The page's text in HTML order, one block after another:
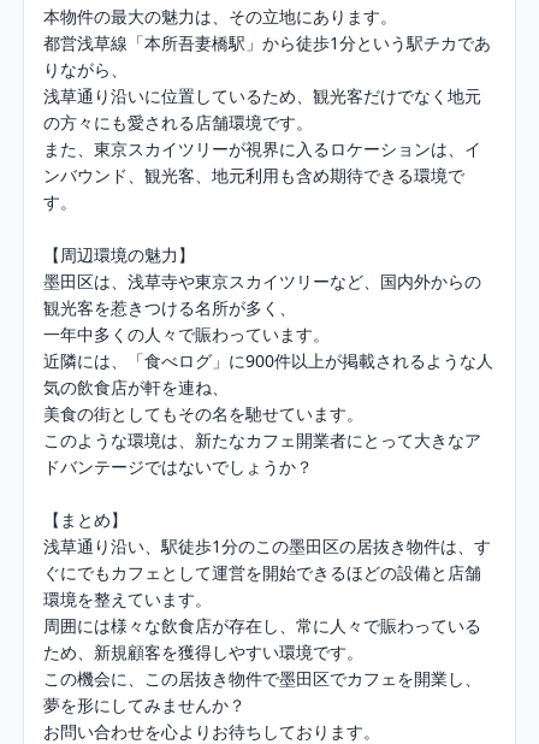
本物件の最大の魅力は、その立地にあります。
都営浅草線「本所吾妻橋駅」から徒歩1分という駅チカであ
りながら、
浅草通り沿いに位置しているため、観光客だけでなく地元
の方々にも愛される店舗環境です。
また、東京スカイツリーが視界に入るロケーションは、イ
ンバウンド、観光客、地元利用も含め期待できる環境で
す。
【周辺環境の魅力】
墨田区は、浅草寺や東京スカイツリーなど、国内外からの
観光客を惹きつける名所が多く、
一年中多くの人々で賑わっています。
近隣には、「食べログ」に900件以上が掲載されるような人
気の飲食店が軒を連ね、
美食の街としてもその名を馳せています。
このような環境は、新たなカフェ開業者にとって大きなア
ドバンテージではないでしょうか？
【まとめ】
浅草通り沿い、駅徒歩1分のこの墨田区の居抜き物件は、す
ぐにでもカフェとして運営を開始できるほどの設備と店舗
環境を整えています。
周囲には様々な飲食店が存在し、常に人々で賑わっている
ため、新規顧客を獲得しやすい環境です。
この機会に、この居抜き物件で墨田区でカフェを開業し、
夢を形にしてみませんか？
お問い合わせを心よりお待ちしております。